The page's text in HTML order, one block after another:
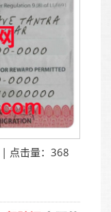
点击量：368